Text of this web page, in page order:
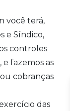
você terá,
e Síndico,
controles
e fazemos as
cobranças
das